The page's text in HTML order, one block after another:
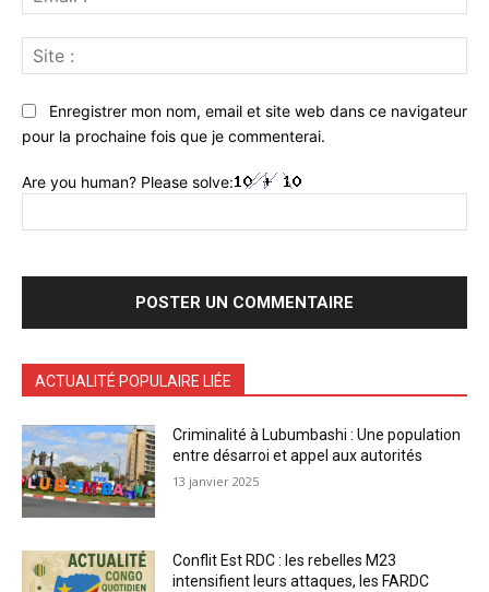
:*
:
Enregistrer mon nom, email et site web dans ce navigateur
pour la prochaine fois que je commenterai.
Are you human? Please solve:
ACTUALITÉ POPULAIRE LIÉE
Criminalité à Lubumbashi : Une population
entre désarroi et appel aux autorités
13 janvier 2025
Conflit Est RDC : les rebelles M23
intensifient leurs attaques, les FARDC